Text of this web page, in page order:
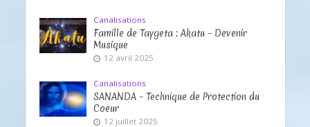
Canalisations
Famille de Taygeta : Akatu – Devenir
Musique
12 avril 2025
Canalisations
SANANDA – Technique de Protection du
Coeur
12 juillet 2025